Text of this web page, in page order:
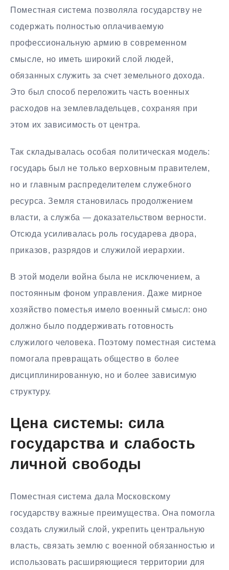
Поместная система позволяла государству не
содержать полностью оплачиваемую
профессиональную армию в современном
смысле, но иметь широкий слой людей,
обязанных служить за счет земельного дохода.
Это был способ переложить часть военных
расходов на землевладельцев, сохраняя при
этом их зависимость от центра.
Так складывалась особая политическая модель:
государь был не только верховным правителем,
но и главным распределителем служебного
ресурса. Земля становилась продолжением
власти, а служба — доказательством верности.
Отсюда усиливалась роль государева двора,
приказов, разрядов и служилой иерархии.
В этой модели война была не исключением, а
постоянным фоном управления. Даже мирное
хозяйство поместья имело военный смысл: оно
должно было поддерживать готовность
служилого человека. Поэтому поместная система
помогала превращать общество в более
дисциплинированную, но и более зависимую
структуру.
Цена системы: сила
государства и слабость
личной свободы
Поместная система дала Московскому
государству важные преимущества. Она помогла
создать служилый слой, укрепить центральную
власть, связать землю с военной обязанностью и
использовать расширяющиеся территории для